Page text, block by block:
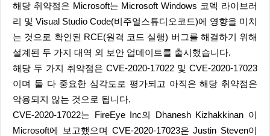
해당 취약점은 Microsoft는 Microsoft Windows 코덱 라이브러
리 및 Visual Studio Code(비주얼스튜디오코드)에 영향을 미치
는 것으로 확인된 RCE(원격 코드 실행) 버그를 해결하기 위해
설계된 두 가지 대역 외 보안 업데이트를 출시했습니다.
해당 두 가지 취약점은 CVE-2020-17022 및 CVE-2020-17023
이며 둘 다 중요한 심각도로 평가되고 아직은 해당 취약점은
악용되지 않는 것으로 됩니다.
CVE-2020-17022는 FireEye Inc의 Dhanesh Kizhakkinan 이
Microsoft에 보고했으며 CVE-2020-17023은 Justin Steven이